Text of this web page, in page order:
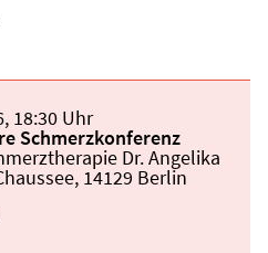
, 18:30 Uhr
Schmerzkonferenz
Dr. Angelika
14129 Berlin